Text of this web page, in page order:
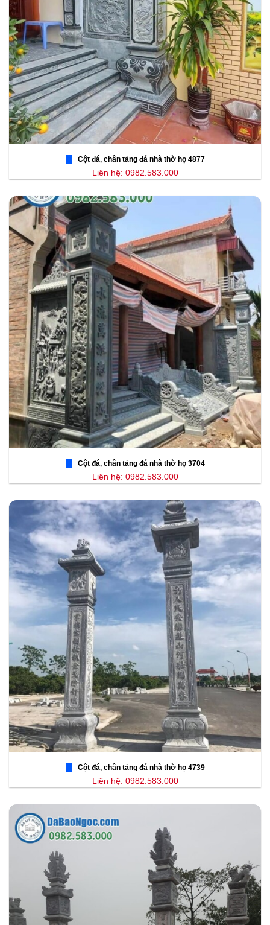
Cột đá, chân tảng đá nhà thờ họ 4877
Liên hệ: 0982.583.000
Cột đá, chân tảng đá nhà thờ họ 3704
Liên hệ: 0982.583.000
Cột đá, chân tảng đá nhà thờ họ 4739
Liên hệ: 0982.583.000